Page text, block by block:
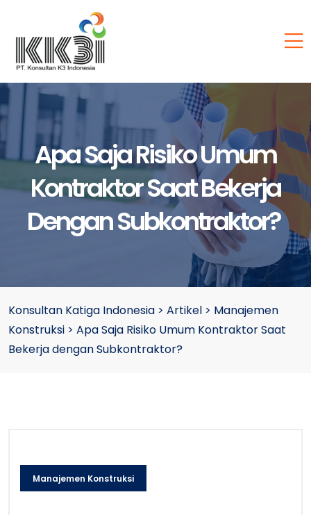
Apa Saja Risiko Umum
Kontraktor Saat Bekerja
Dengan Subkontraktor?
Konsultan Katiga Indonesia > Artikel > Manajemen
Konstruksi > Apa Saja Risiko Umum Kontraktor Saat
Bekerja dengan Subkontraktor?
Manajemen Konstruksi